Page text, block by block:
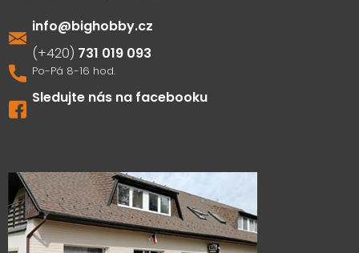
info@bighobby.cz
731 019 093
Sledujte nás na facebooku